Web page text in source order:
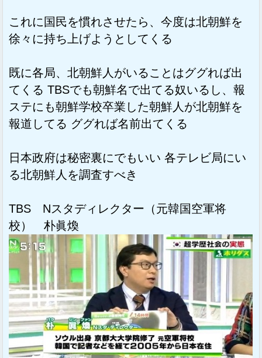
これに国民を慣れさせたら、今度は北朝鮮を
徐々に持ち上げようとしてくる
既に各局、北朝鮮人がいることはググれば出
てくる TBSでも朝鮮名で出てる奴いるし、報
ステにも朝鮮学校卒業した朝鮮人が北朝鮮を
報道してる ググれば名前出てくる
日本政府は秘密裏にでもいい 各テレビ局にい
る北朝鮮人を調査すべき
TBS Nスタディレクター（元韓国空軍将
校） 朴眞煥